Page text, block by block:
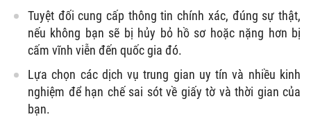
Tuyệt đối cung cấp thông tin chính xác, đúng sự thật,
nếu không bạn sẽ bị hủy bỏ hồ sơ hoặc nặng hơn bị
cấm vĩnh viễn đến quốc gia đó.
Lựa chọn các dịch vụ trung gian uy tín và nhiều kinh
nghiệm để hạn chế sai sót về giấy tờ và thời gian của
bạn.